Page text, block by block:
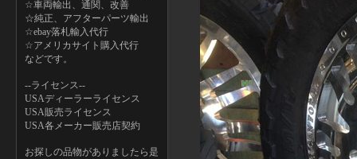
☆車両輸出、通関、改善
☆純正、アフターパーツ輸出
☆ebay落札輸入代行
☆アメリカサイト購入代行
などです。
--ライセンス--
USAディーラーライセンス
USA販売ライセンス
USA各メーカー販売店契約
お探しの品物がありましたら是